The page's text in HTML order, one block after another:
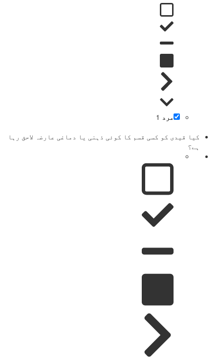
مرد 1
کیا قیدی کو کسی قسم کا کوئی ذہنی یا دماغی عارضہ لاحق رہا
ہے؟